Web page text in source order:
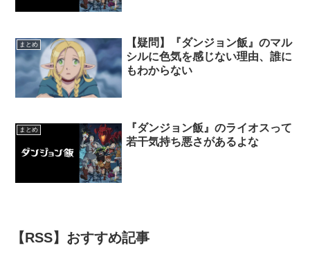
まとめ
【疑問】『ダンジョン飯』のマル
シルに色気を感じない理由、誰に
もわからない
まとめ
『ダンジョン飯』のライオスって
若干気持ち悪さがあるよな
【RSS】おすすめ記事